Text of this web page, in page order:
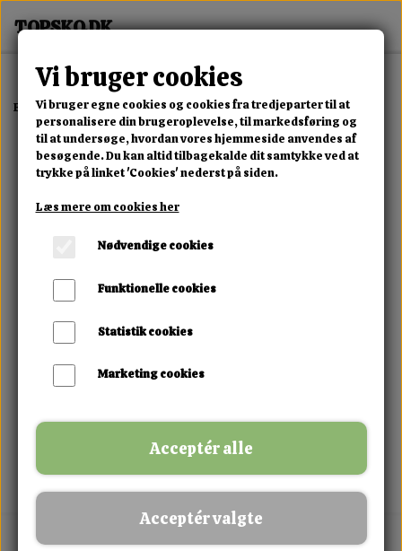
Forside Erotisk Kollektion Alle Produkter Magic Hands
MIX FRIT · KØB 3 BETAL FOR 2
Vi bruger cookies
Vi bruger egne cookies og cookies fra tredjeparter til at
personalisere din brugeroplevelse, til markedsføring og
til at undersøge, hvordan vores hjemmeside anvendes af
besøgende. Du kan altid tilbagekalde dit samtykke ved at
trykke på linket 'Cookies' nederst på siden.
Læs mere om cookies her
Nødvendige cookies
Funktionelle cookies
Statistik cookies
Marketing cookies
Acceptér alle
Acceptér valgte